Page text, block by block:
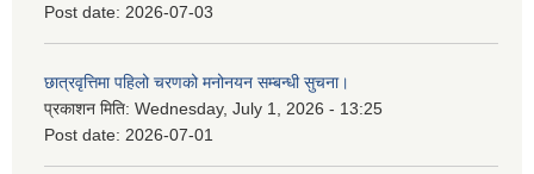
Post date: 2026-07-03
छात्रवृत्तिमा पहिलो चरणको मनोनयन सम्बन्धी सुचना।
प्रकाशन मिति: Wednesday, July 1, 2026 - 13:25
Post date: 2026-07-01